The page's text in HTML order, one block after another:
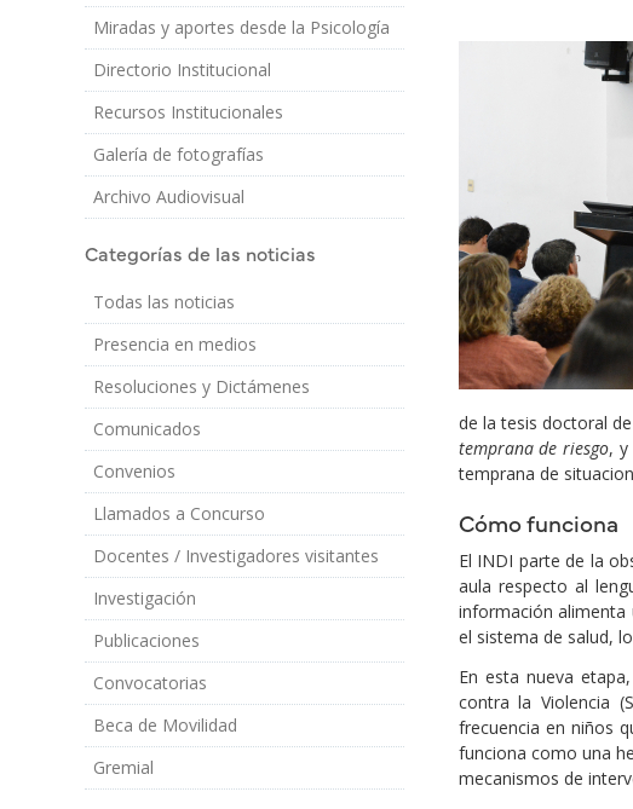
Miradas y aportes desde la Psicología
Directorio Institucional
Recursos Institucionales
Galería de fotografías
Archivo Audiovisual
Categorías de las noticias
Todas las noticias
Presencia en medios
Resoluciones y Dictámenes
Comunicados
Convenios
Llamados a Concurso
Docentes / Investigadores visitantes
Investigación
Publicaciones
Convocatorias
Beca de Movilidad
Gremial
de la tesis doctoral
temprana de riesgo, y
temprana de
Cómo funciona
El INDI parte de la
aula respecto al
información alimenta
el sistema de salud,
En esta nueva
contra la Violencia
frecuencia en niños
funciona como una
mecanismos de